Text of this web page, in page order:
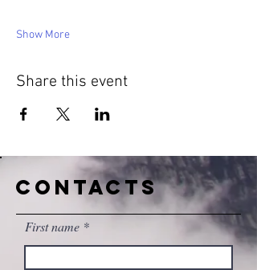
Show More
Share this event
CONTACTS
First name